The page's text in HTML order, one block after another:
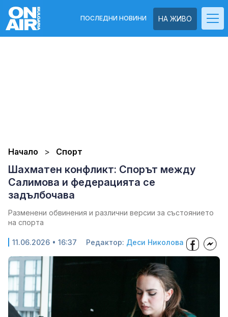
НА ЖИВО
ПОСЛЕДНИ НОВИНИ
Начало Спорт
Шахматен конфликт: Спорът между
Салимова и федерацията се
задълбочава
Разменени обвинения и различни версии за състоянието
на спорта
11.06.2026 • 16:37 Редактор: Деси Николова